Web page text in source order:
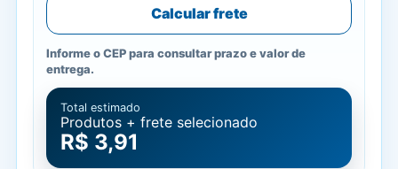
Calcular frete
Informe o CEP para consultar prazo e valor de
entrega.
Total estimado
Produtos + frete selecionado
R$ 3,91